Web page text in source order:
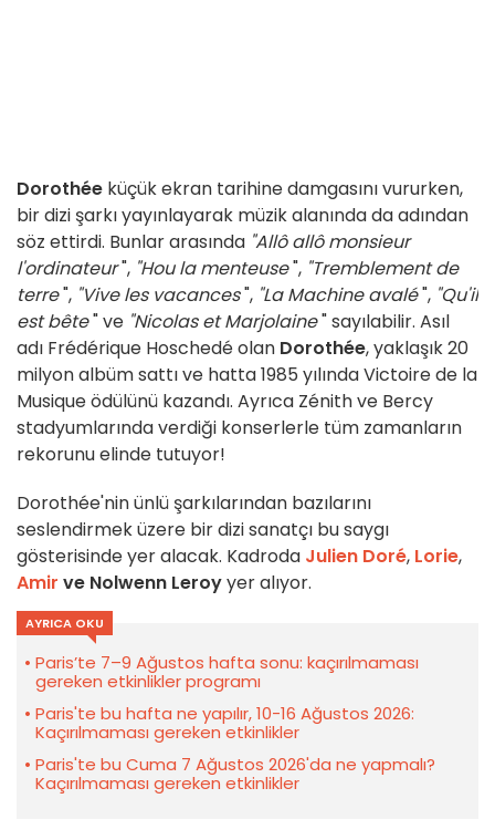
Dorothée küçük ekran tarihine damgasını vururken,
bir dizi şarkı yayınlayarak müzik alanında da adından
söz ettirdi. Bunlar arasında "Allô allô monsieur
l'ordinateur", "Hou la menteuse", "Tremblement de
terre", "Vive les vacances", "La Machine avalé", "Qu'il
est bête" ve "Nicolas et Marjolaine" sayılabilir. Asıl
adı Frédérique Hoschedé olan Dorothée, yaklaşık 20
milyon albüm sattı ve hatta 1985 yılında Victoire de la
Musique ödülünü kazandı. Ayrıca Zénith ve Bercy
stadyumlarında verdiği konserlerle tüm zamanların
rekorunu elinde tutuyor!
Dorothée'nin ünlü şarkılarından bazılarını
seslendirmek üzere bir dizi sanatçı bu saygı
gösterisinde yer alacak. Kadroda Julien Doré, Lorie,
Amir ve Nolwenn Leroyyer alıyor.
AYRICA OKU
Paris’te 7–9 Ağustos hafta sonu: kaçırılmaması
gereken etkinlikler programı
Paris'te bu hafta ne yapılır, 10-16 Ağustos 2026:
Kaçırılmaması gereken etkinlikler
Paris'te bu Cuma 7 Ağustos 2026'da ne yapmalı?
Kaçırılmaması gereken etkinlikler